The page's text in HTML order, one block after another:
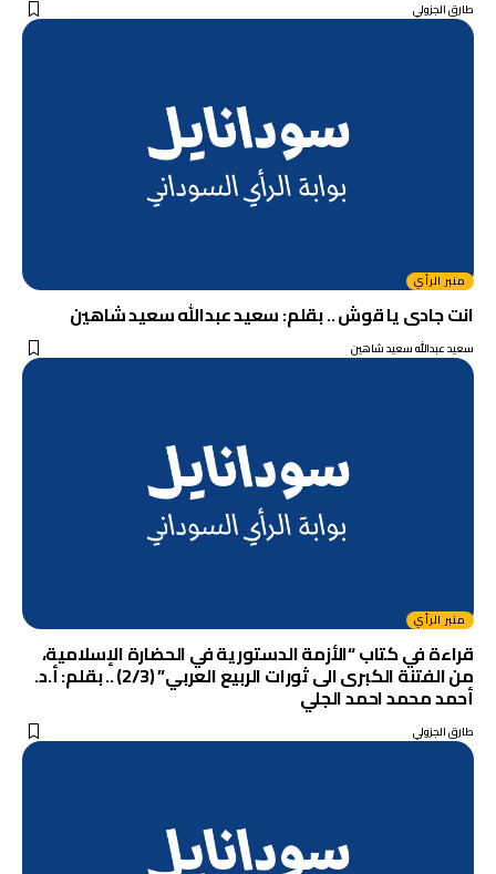
طارق الجزولي
منبر الرأي
انت جادى يا قوش .. بقلم: سعيد عبدالله سعيد شاهين
سعيد عبدالله سعيد شاهين
منبر الرأي
قراءة في كتاب “الأزمة الدستورية في الحضارة الإسلامية،
من الفتنة الكبرى الى ثورات الربيع العربي” (2/3) .. بقلم: أ.د.
أحمد محمد احمد الجلي
طارق الجزولي